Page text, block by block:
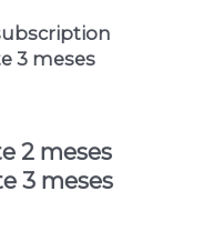
3 meses
2 meses
3 meses